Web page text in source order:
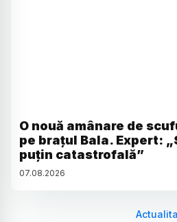
O nouă amânare de
pe brațul Bala. Expert:
puțin catastrofală”
07.08.2026